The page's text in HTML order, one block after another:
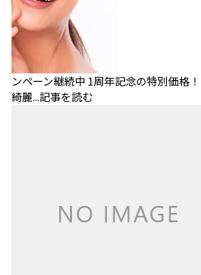
ンペーン継続中 1周年記念の特別価格
綺麗...記事を読む